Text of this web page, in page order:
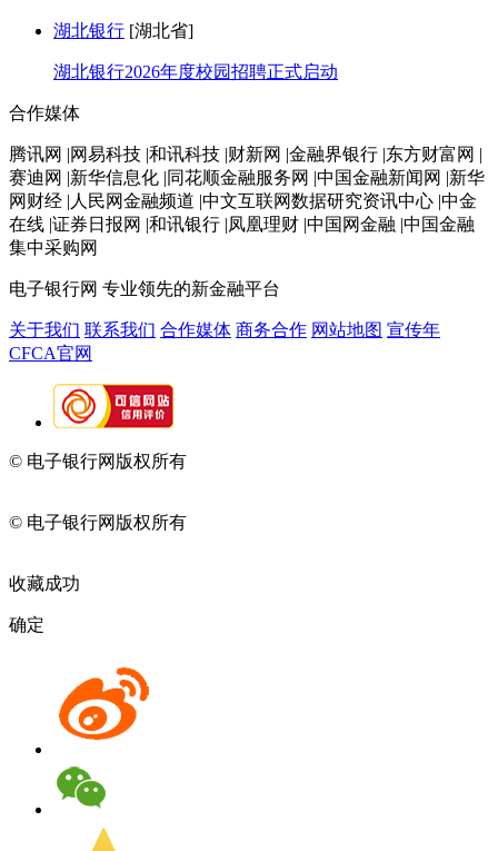
湖北银行 [湖北省]
湖北银行2026年度校园招聘正式启动
合作媒体
腾讯网 |网易科技 |和讯科技 |财新网 |金融界银行 |东方财富网 |
赛迪网 |新华信息化 |同花顺金融服务网 |中国金融新闻网 |新华
网财经 |人民网金融频道 |中文互联网数据研究资讯中心 |中金
在线 |证券日报网 |和讯银行 |凤凰理财 |中国网金融 |中国金融
集中采购网
电子银行网 专业领先的新金融平台
关于我们 联系我们 合作媒体 商务合作 网站地图 宣传年
CFCA官网
© 电子银行网版权所有
© 电子银行网版权所有
收藏成功
确定